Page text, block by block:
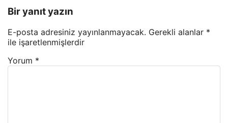
Bir yanıt yazın
E-posta adresiniz yayınlanmayacak. Gerekli alanlar *
ile işaretlenmişlerdir
Yorum *